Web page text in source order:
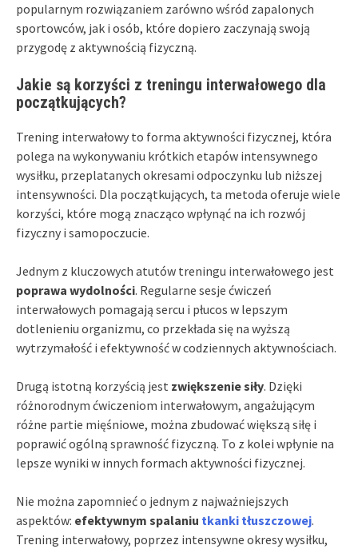
popularnym rozwiązaniem zarówno wśród zapalonych
sportowców, jak i osób, które dopiero zaczynają swoją
przygodę z aktywnością fizyczną.
Jakie są korzyści z treningu interwałowego dla
początkujących?
Trening interwałowy to forma aktywności fizycznej, która
polega na wykonywaniu krótkich etapów intensywnego
wysiłku, przeplatanych okresami odpoczynku lub niższej
intensywności. Dla początkujących, ta metoda oferuje wiele
korzyści, które mogą znacząco wpłynąć na ich rozwój
fizyczny i samopoczucie.
Jednym z kluczowych atutów treningu interwałowego jest
poprawa wydolności. Regularne sesje ćwiczeń
interwałowych pomagają sercu i płucos w lepszym
dotlenieniu organizmu, co przekłada się na wyższą
wytrzymałość i efektywność w codziennych aktywnościach.
Drugą istotną korzyścią jest zwiększenie siły. Dzięki
różnorodnym ćwiczeniom interwałowym, angażującym
różne partie mięśniowe, można zbudować większą siłę i
poprawić ogólną sprawność fizyczną. To z kolei wpłynie na
lepsze wyniki w innych formach aktywności fizycznej.
Nie można zapomnieć o jednym z najważniejszych
aspektów: efektywnym spalaniu tkanki tłuszczowej.
Trening interwałowy, poprzez intensywne okresy wysiłku,